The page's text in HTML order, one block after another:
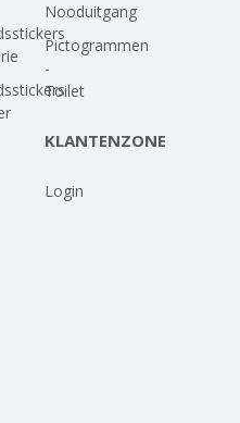
Nooduitgang
Pictogrammen
-
Toilet
KLANTENZONE
Login